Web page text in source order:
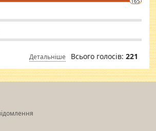
Детальніше Всього голосів: 221